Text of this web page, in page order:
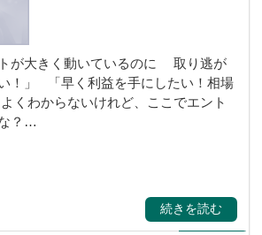
トが大きく動いているのに 取り逃が
！」 「早く利益を手にしたい！相場
くわからないけれど、ここでエント
？…
続きを読む